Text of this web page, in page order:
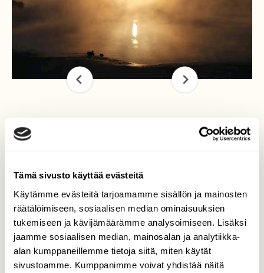
Tämä sivusto käyttää evästeitä
Käytämme evästeitä tarjoamamme sisällön ja mainosten
räätälöimiseen, sosiaalisen median ominaisuuksien
tukemiseen ja kävijämäärämme analysoimiseen. Lisäksi
jaamme sosiaalisen median, mainosalan ja analytiikka-
alan kumppaneillemme tietoja siitä, miten käytät
sivustoamme. Kumppanimme voivat yhdistää näitä
Enkeli Vuoksella
Kuva otettu Imatralla Vuoksen varrella.
Pakkasta reilusti joten Vuokselta nousi
kaunista pakkashöyryä. Vuoksi on kaunis
kuvattava ympäri vuoden.
Kuvaaja: Anne-Maija Kiviniemi